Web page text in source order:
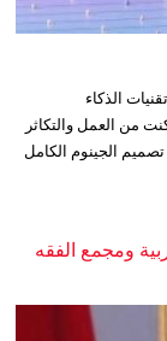
الذكاء
من العمل والتكاثر
الجينوم الكامل
ومجمع الفقه